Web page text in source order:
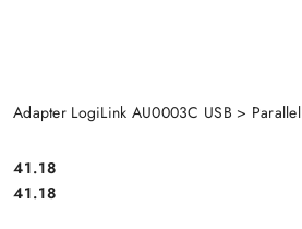
Adapter LogiLink AU0003C USB > Parallel
Cena:
41.18
Cena:
41.18